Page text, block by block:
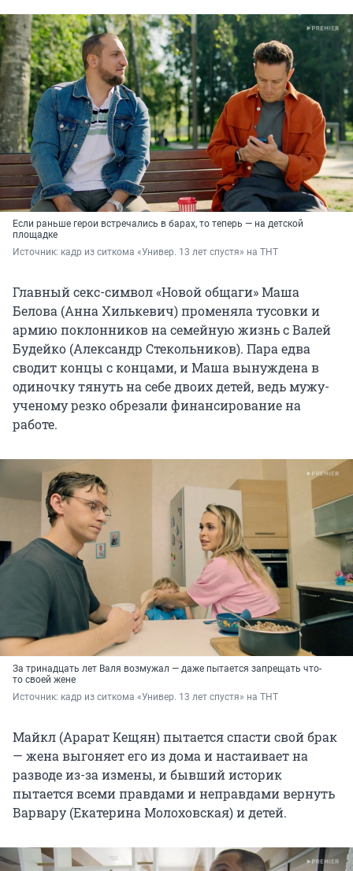
Если раньше герои встречались в барах, то теперь — на детской
площадке
Источник: кадр из ситкома «Универ. 13 лет спустя» на ТНТ
Главный секс-символ «Новой общаги» Маша
Белова (Анна Хилькевич) променяла тусовки и
армию поклонников на семейную жизнь с Валей
Будейко (Александр Стекольников). Пара едва
сводит концы с концами, и Маша вынуждена в
одиночку тянуть на себе двоих детей, ведь мужу-
ученому резко обрезали финансирование на
работе.
За тринадцать лет Валя возмужал — даже пытается запрещать что-
то своей жене
Источник: кадр из ситкома «Универ. 13 лет спустя» на ТНТ
Майкл (Арарат Кещян) пытается спасти свой брак
— жена выгоняет его из дома и настаивает на
разводе из-за измены, и бывший историк
пытается всеми правдами и неправдами вернуть
Варвару (Екатерина Молоховская) и детей.